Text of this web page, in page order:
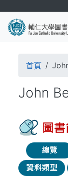
導
連
結
首頁
John